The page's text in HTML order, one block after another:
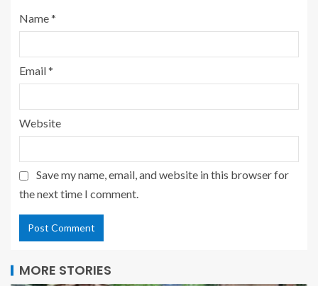
Name*
Email*
Website
Save my name, email, and website in this browser for
the next time I comment.
MORE STORIES